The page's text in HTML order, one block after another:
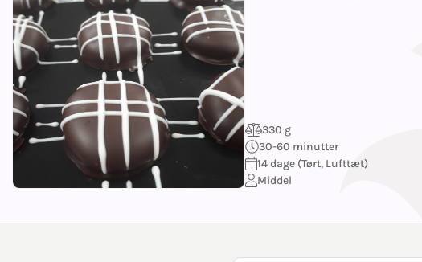
330 g
30-60 minutter
14 dage (Tørt, Lufttæt)
Middel